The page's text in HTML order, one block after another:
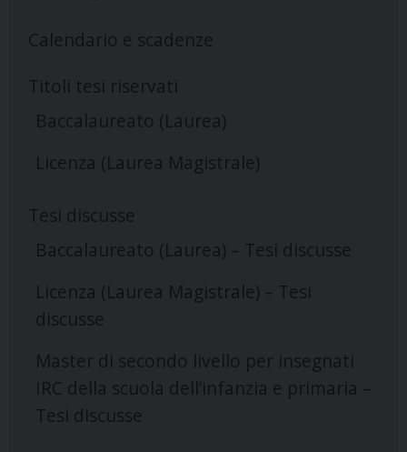
Calendario e scadenze
Titoli tesi riservati
Baccalaureato (Laurea)
Licenza (Laurea Magistrale)
Tesi discusse
Baccalaureato (Laurea) – Tesi discusse
Licenza (Laurea Magistrale) – Tesi
discusse
Master di secondo livello per insegnati
IRC della scuola dell’infanzia e primaria –
Tesi discusse